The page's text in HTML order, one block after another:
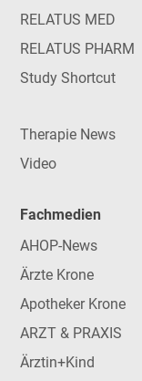
RELATUS MED
RELATUS PHARM
Study Shortcut
Therapie News
Video
Fachmedien
AHOP-News
Ärzte Krone
Apotheker Krone
ARZT & PRAXIS
Ärztin+Kind